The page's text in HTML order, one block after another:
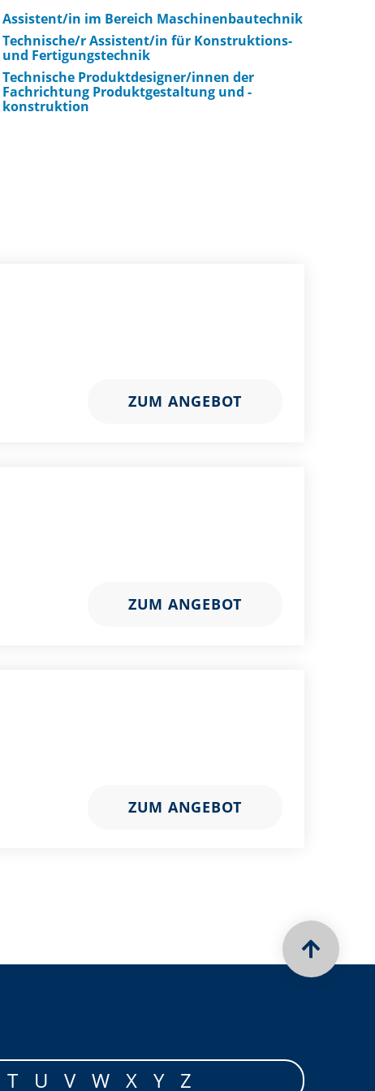
Assistent/in im Bereich Maschinenbautechnik
Technische/r Assistent/in für Konstruktions-
und Fertigungstechnik
Technische Produktdesigner/innen der
Fachrichtung Produktgestaltung und -
konstruktion
ZUM ANGEBOT
ZUM ANGEBOT
ZUM ANGEBOT
T U V W X Y Z